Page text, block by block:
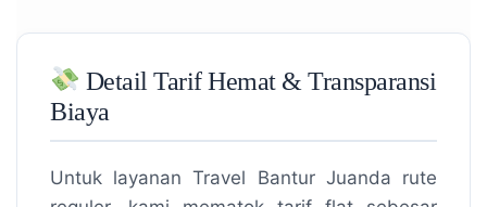
Detail Tarif Hemat & Transparansi
Biaya
Untuk layanan Travel Bantur Juanda rute